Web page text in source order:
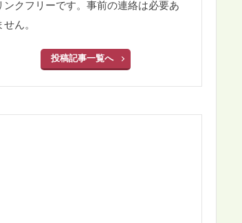
ンクフリーです。事前の連絡は必要あ
せん。
投稿記事一覧へ